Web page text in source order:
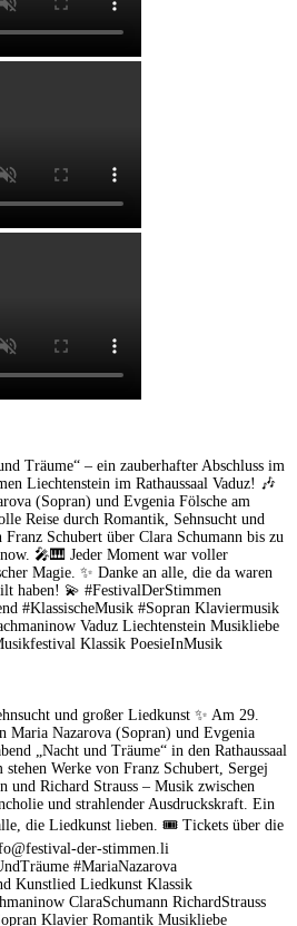
Träume“ – ein zauberhafter Abschluss im
Liechtenstein im Rathaussaal Vaduz! 🎶
(Sopran) und Evgenia Fölsche am
Reise durch Romantik, Sehnsucht und
Schubert über Clara Schumann bis zu
🎤🎹 Jeder Moment war voller
Magie. ✨ Danke an alle, die da waren
haben! 💫 #FestivalDerStimmen
#KlassischeMusik #Sopran Klaviermusik
Vaduz Liechtenstein Musikliebe
Klassik PoesieInMusik